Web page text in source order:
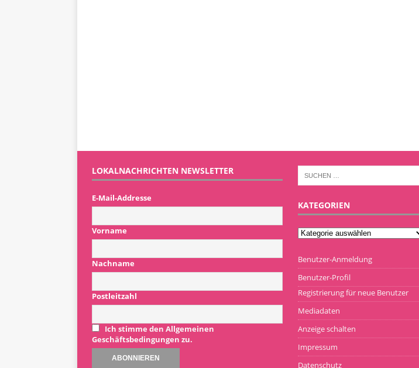
LOKALNACHRICHTEN NEWSLETTER
E-Mail-Addresse
Vorname
Nachname
Postleitzahl
Ich stimme den Allgemeinen
Geschäftsbedingungen zu.
KATEGORIEN
Benutzer-Anmeldung
Benutzer-Profil
Registrierung für neue Benutzer
Mediadaten
Anzeige schalten
Impressum
Datenschutz